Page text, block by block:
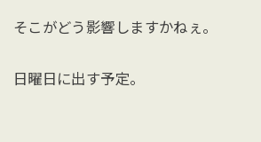
そこがどう影響しますかねぇ。
日曜日に出す予定。